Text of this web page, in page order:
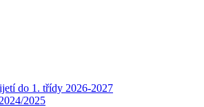
do 1. třídy 2026-2027
2025